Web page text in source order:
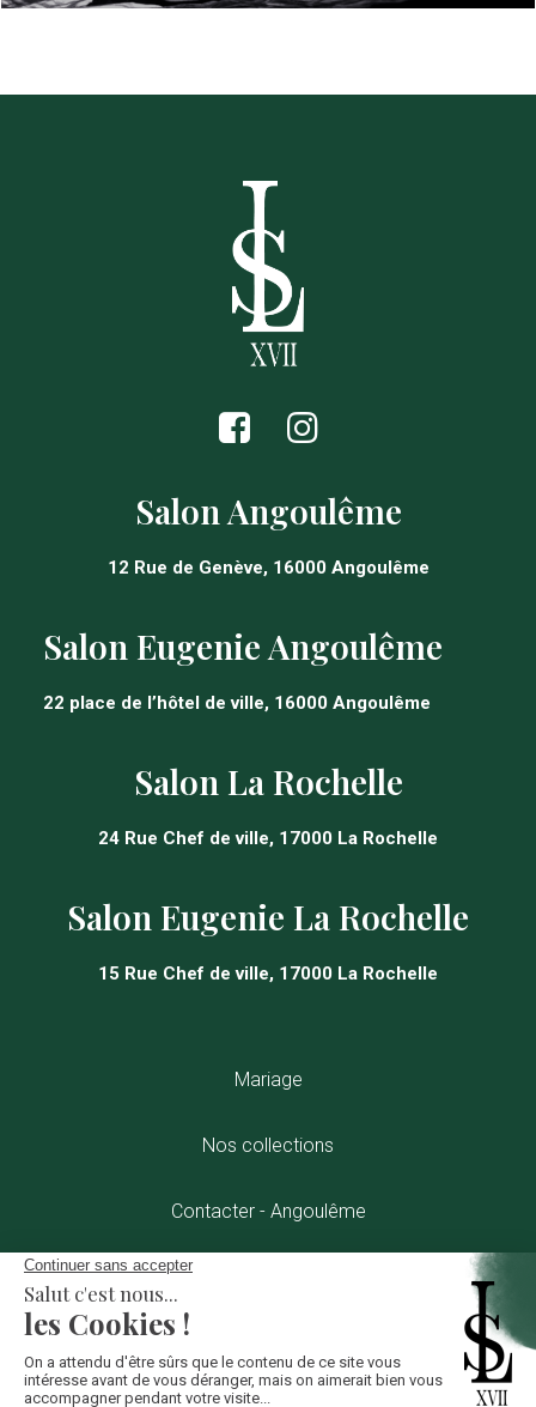
Salon Angoulême
12 Rue de Genève, 16000 Angoulême
Salon Eugenie Angoulême
22 place de l’hôtel de ville, 16000 Angoulême
Salon La Rochelle
24 Rue Chef de ville, 17000 La Rochelle
Salon Eugenie La Rochelle
15 Rue Chef de ville, 17000 La Rochelle
Mariage
Nos collections
Contacter - Angoulême
Contacter - Eugenie Angoulême
Contact – La Rochelle